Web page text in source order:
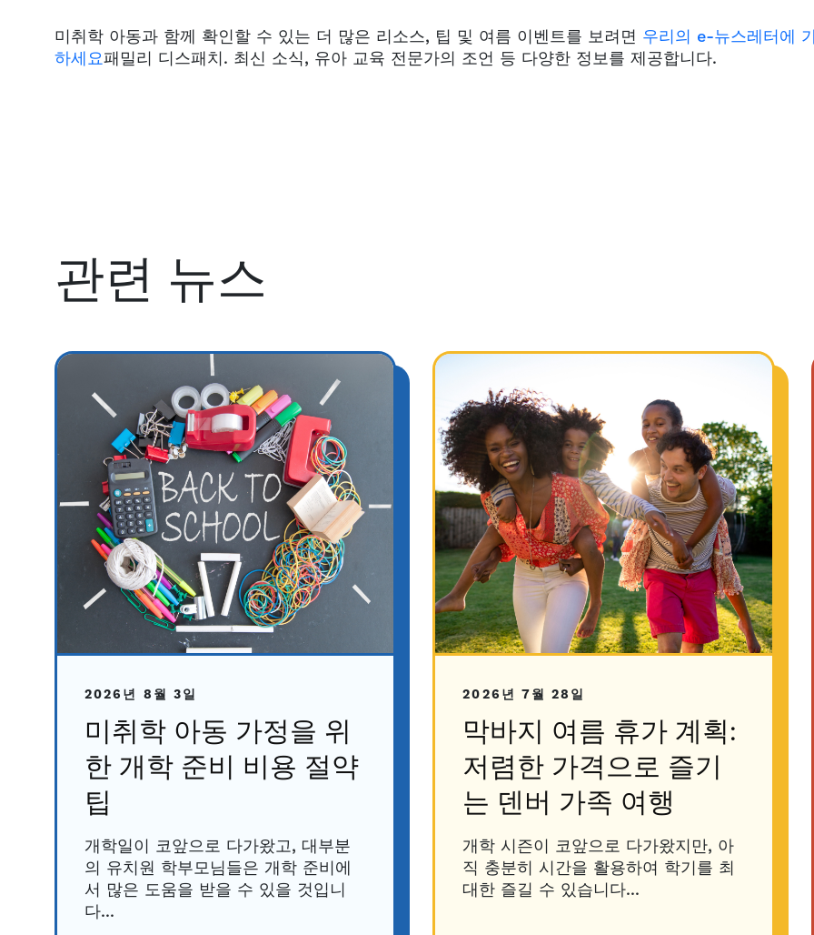
미취학 아동과 함께 확인할 수 있는 더 많은 리소스, 팁 및 여름 이벤트를 보려면 우리의 e-뉴스레터에
하세요패밀리 디스패치. 최신 소식, 유아 교육 전문가의 조언 등 다양한 정보를 제공합니다.
관련 뉴스
2026년 8월 3일
미취학 아동 가정을 위
한 개학 준비 비용 절약
팁
개학일이 코앞으로 다가왔고, 대부분
의 유치원 학부모님들은 개학 준비에
서 많은 도움을 받을 수 있을 것입니
다...
2026년 7월 28일
막바지 여름 휴가 계획:
저렴한 가격으로 즐기
는 덴버 가족 여행
개학 시즌이 코앞으로 다가왔지만, 아
직 충분히 시간을 활용하여 학기를 최
대한 즐길 수 있습니다...